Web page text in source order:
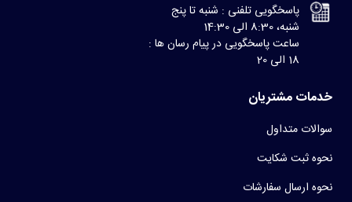
پاسخگویی تلفنی : شنبه تا پنج
شنبه، 8:30 الی 14:30
ساعت پاسخگویی در پیام رسان ها :
18 الی 20
خدمات مشتریان
سوالات متداول
نحوه ثبت شکایت
نحوه ارسال سفارشات